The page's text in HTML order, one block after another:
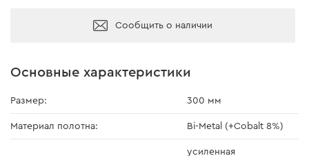
Сообщить о наличии
Основные характеристики
Размер: 300 мм
Материал полотна: Bi-Metal (+Cobalt 8%)
усиленная